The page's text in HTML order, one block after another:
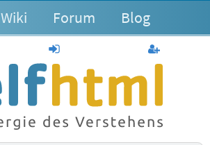
Wiki Forum Blog
anmelden